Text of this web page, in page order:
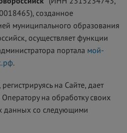
созданное
муниципального образования
осуществляет функции
портала мой-
.
на Сайте, дает
Оператору на обработку своих
данных со следующими